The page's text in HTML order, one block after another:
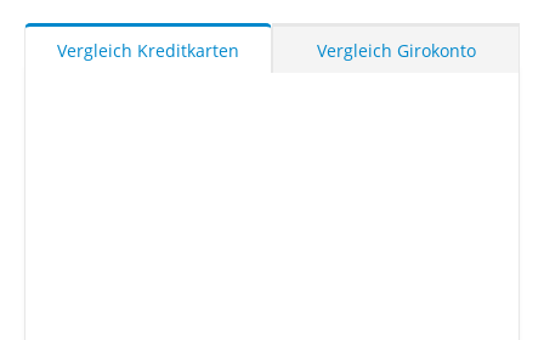
Vergleich Kreditkarten Vergleich Girokonto